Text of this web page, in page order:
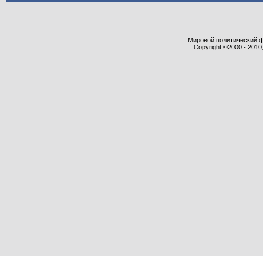
Мировой политический
Copyright ©2000 -